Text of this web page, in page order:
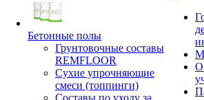
Бетонные полы
Грунтовочные составы
REMFLOOR
Сухие упрочняющие
смеси (топпинги)
Составы по уходу за